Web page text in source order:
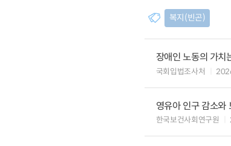
복지(빈곤)
장애인 노동의 가치
국회입법조사처
영유아 인구 감소와
한국보건사회연구원